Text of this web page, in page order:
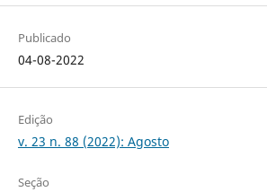
Publicado
04-08-2022
Edição
v. 23 n. 88 (2022): Agosto
Seção